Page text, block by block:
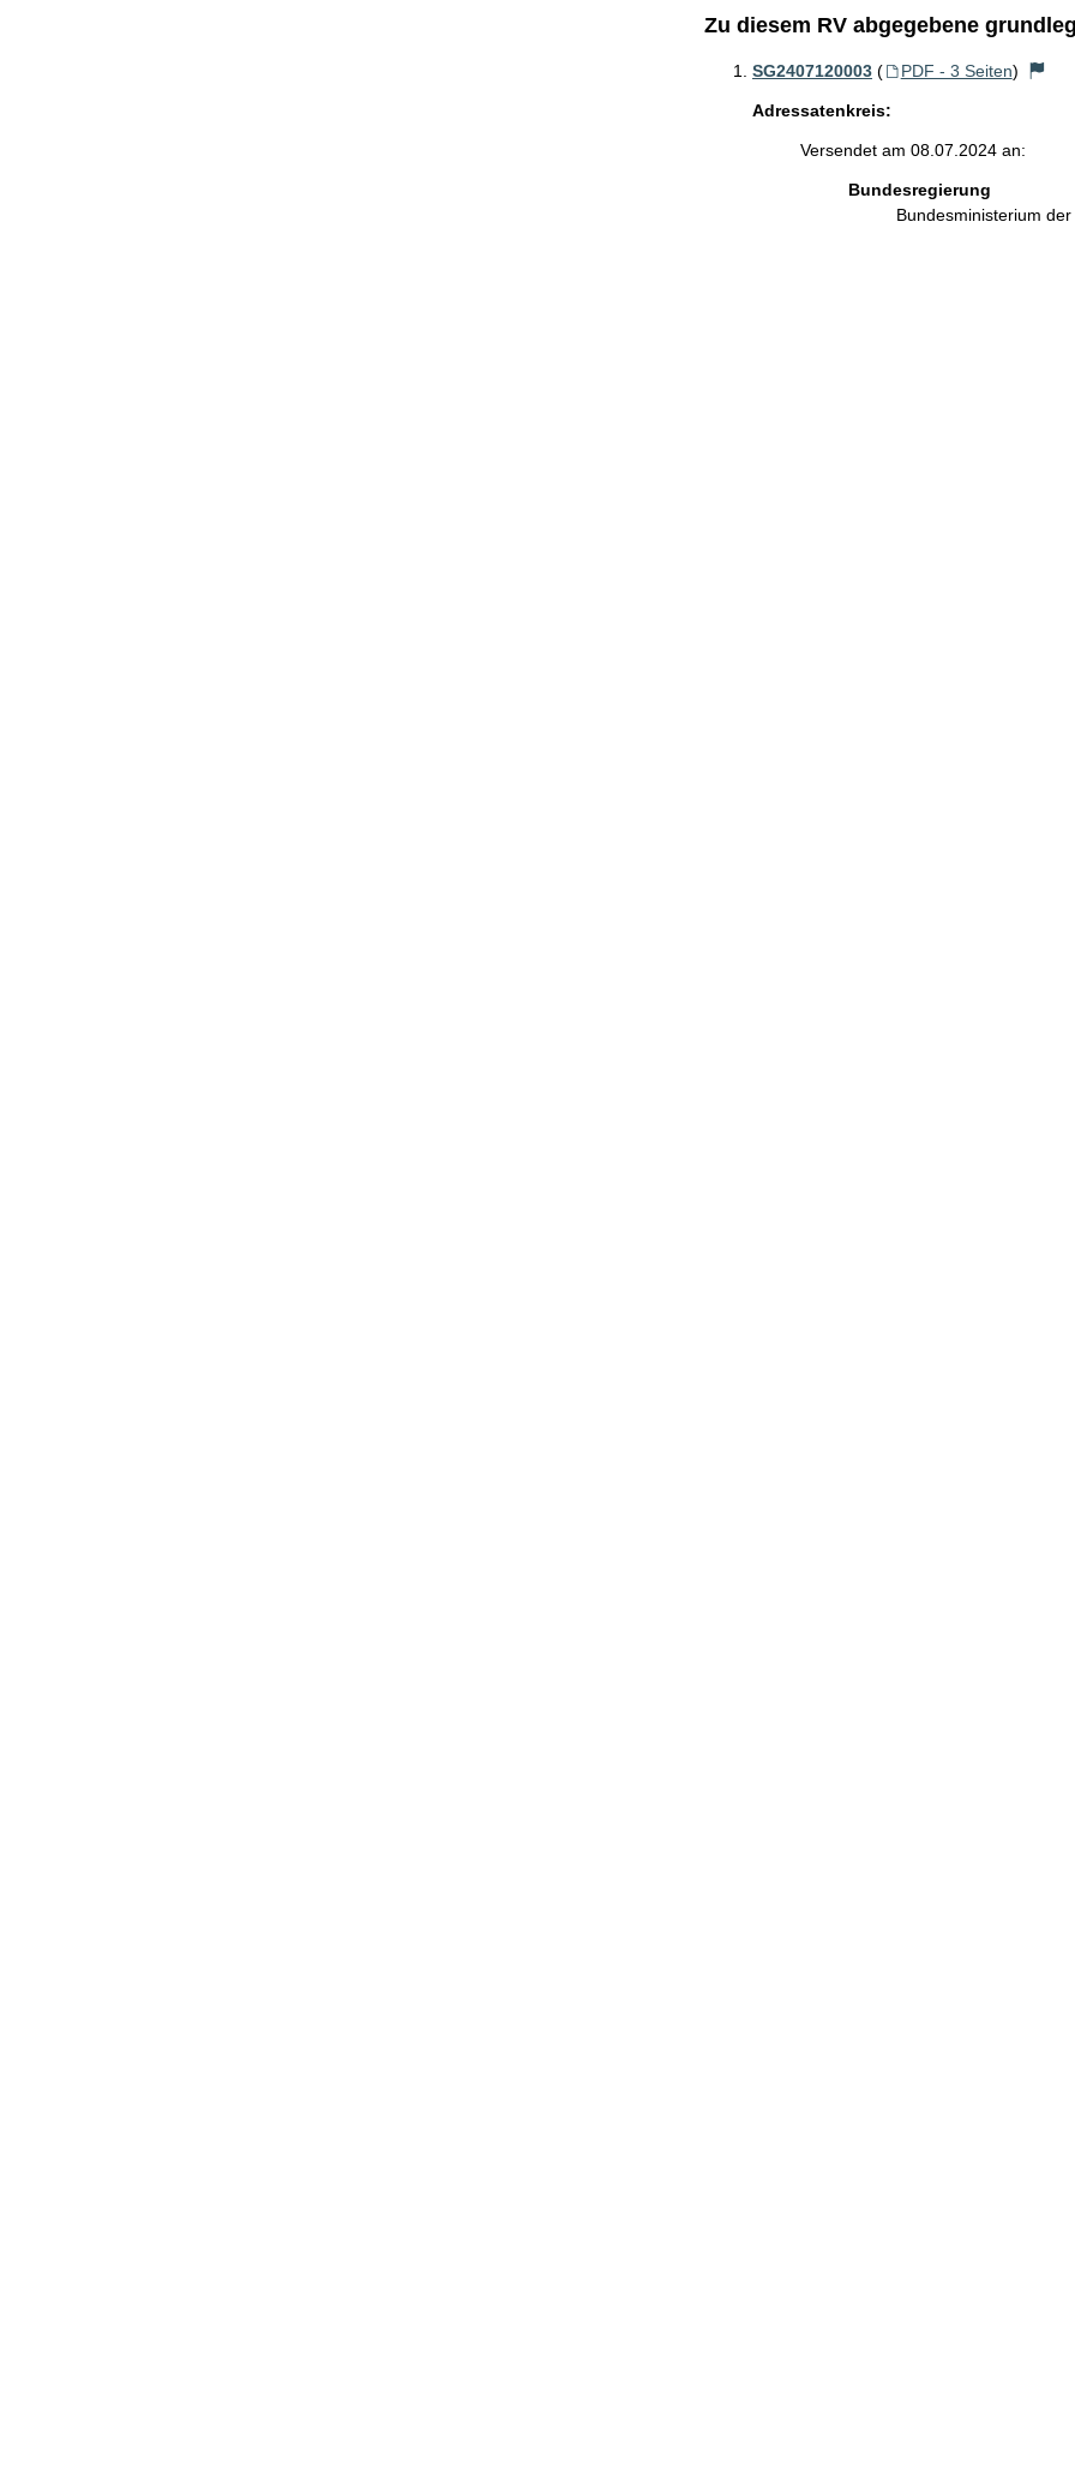
Zu diesem RV abgegebene
SG2407120003 ( PDF - 3 Seiten)
Adressatenkreis:
Versendet am 08.07.2024 an:
Bundesregierung
Bundesministerium